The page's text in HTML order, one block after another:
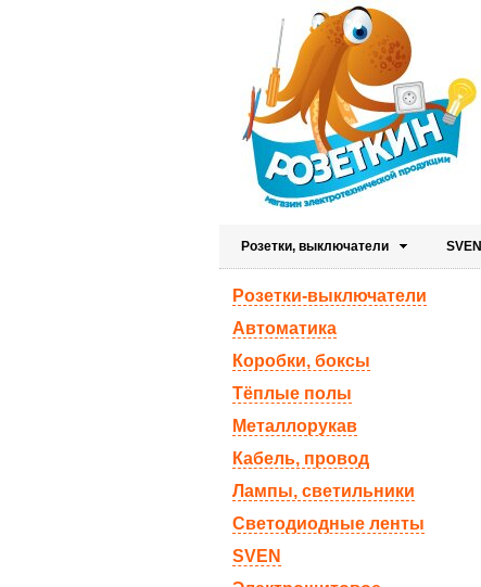
Розетки, выключатели SVEN
Розетки-выключатели
Автоматика
Коробки, боксы
Тёплые полы
Металлорукав
Кабель, провод
Лампы, светильники
Светодиодные ленты
SVEN